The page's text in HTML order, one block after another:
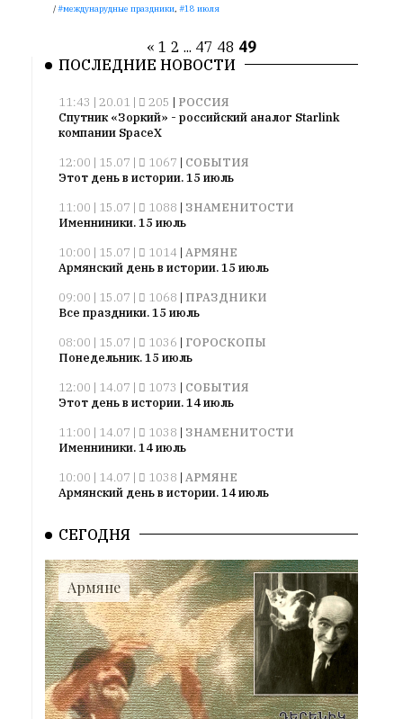
/
междунарудные праздники, 18 июля
« 1 2 ... 47 48 49
ПОСЛЕДНИЕ НОВОСТИ
11:43 | 20.01 | 205 | РОССИЯ
Спутник «Зоркий» - российский аналог Starlink
компании SpaceX
12:00 | 15.07 |
1067 | СОБЫТИЯ
Этот день в истории. 15 июль
11:00 | 15.07 |
1088 | ЗНАМЕНИТОСТИ
Именниники. 15 июль
10:00 | 15.07 |
1014 | АРМЯНЕ
Армянский день в истории. 15 июль
09:00 | 15.07 |
1068 | ПРАЗДНИКИ
Все праздники. 15 июль
08:00 | 15.07 |
1036 | ГОРОСКОПЫ
Понедельник. 15 июль
12:00 | 14.07 |
1073 | СОБЫТИЯ
Этот день в истории. 14 июль
11:00 | 14.07 |
1038 | ЗНАМЕНИТОСТИ
Именниники. 14 июль
10:00 | 14.07 |
1038 | АРМЯНЕ
Армянский день в истории. 14 июль
Все праздники. 14 июль
08:00 | 14.07 | 1057|ГОРОСКОПЫ
Воскресенье. 14 июль
09:00 | 13.07 | 1009|ПРАЗДНИКИ
Все праздники. 13 июль
08:00 | 13.07 | 1006|ГОРОСКОПЫ
Суббота. 13 июль
12:00 | 12.07 | 1035|СОБЫТИЯ
СЕГОДНЯ
Армяне